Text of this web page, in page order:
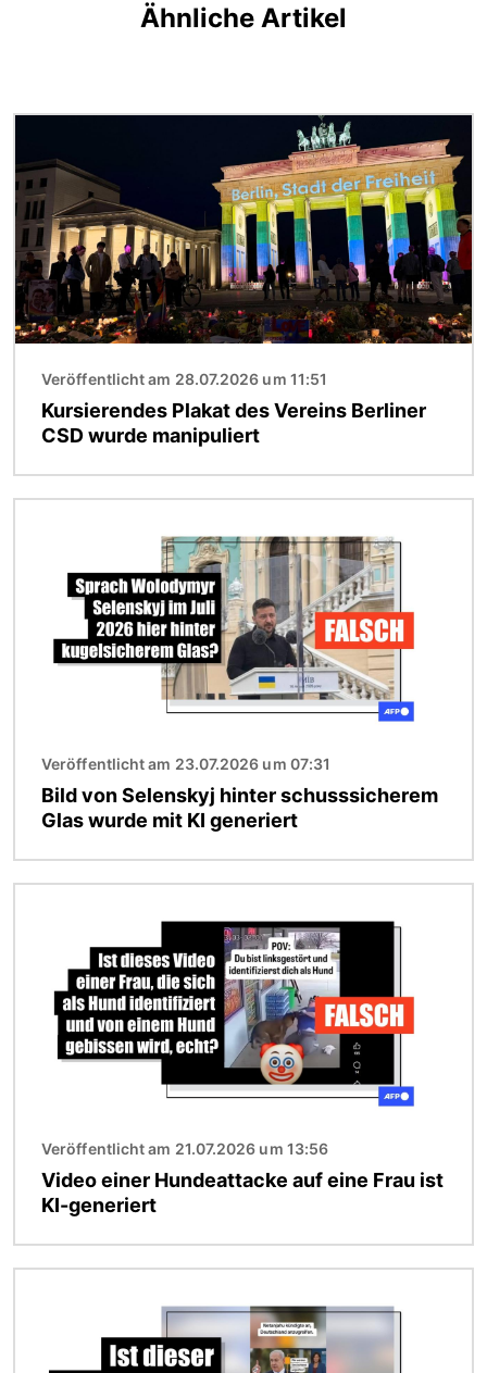
Ähnliche Artikel
Veröffentlicht am 28.07.2026 um 11:51
Kursierendes Plakat des Vereins Berliner
CSD wurde manipuliert
Veröffentlicht am 23.07.2026 um 07:31
Bild von Selenskyj hinter schusssicherem
Glas wurde mit KI generiert
Veröffentlicht am 21.07.2026 um 13:56
Video einer Hundeattacke auf eine Frau ist
KI-generiert